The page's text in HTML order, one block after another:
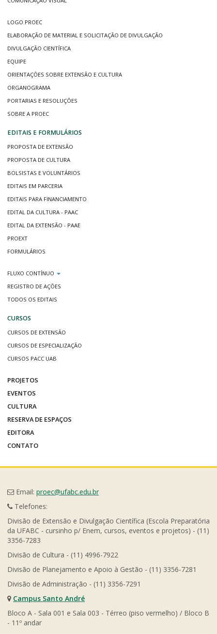
LOGO PROEC
ELABORAÇÃO DE MATERIAL E SOLICITAÇÃO DE DIVULGAÇÃO
DIVULGAÇÃO CIENTÍFICA
EQUIPE
ORIENTAÇÕES SOBRE EXTENSÃO E CULTURA
ORGANOGRAMA
PORTARIAS E RESOLUÇÕES
SOBRE A PROEC
EDITAIS E FORMULÁRIOS
PROPOSTA DE EXTENSÃO
PROPOSTA DE CULTURA
BOLSISTAS E VOLUNTÁRIOS
EDITAIS EM PARCERIA
EDITAIS PARA FINANCIAMENTO
EDITAL DA CULTURA - PAAC
EDITAL DA EXTENSÃO - PAAE
PROEXT
FORMULÁRIOS
FLUXO CONTÍNUO
REGISTRO DE AÇÕES
TODOS OS EDITAIS
CURSOS
CURSOS DE EXTENSÃO
CURSOS DE ESPECIALIZAÇÃO
CURSOS PACC UAB
PROJETOS
EVENTOS
CULTURA
RESERVA DE ESPAÇOS
EDITORA
CONTATO
Email: proec@ufabc.edu.br
Telefones:
Divisão de Extensão e Divulgação Científica (Escola Preparatória
da UFABC - cursinho p/ Enem, cursos, eventos e projetos) - (11)
3356-7283
Divisão de Cultura - (11) 4996-7922
Divisão de Planejamento e Apoio à Gestão - (11) 3356-7281
Divisão de Administração - (11) 3356-7291
Campus Santo André
Bloco A - Sala 001 e Sala 003 - Térreo (piso vermelho) / Bloco B
- 11º andar